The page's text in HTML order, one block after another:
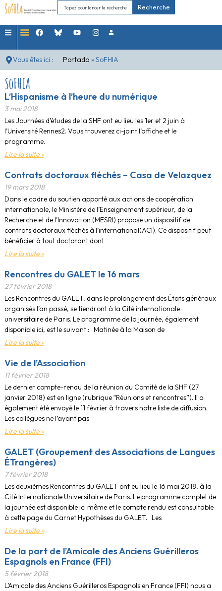
Recherche
Vous êtes ici : Portada »SoFHIA
SoFHIA
L’Hispanisme à l’heure du numérique
3 mai 2018
Les Journées d’études de la SHF ont eu lieu les 1er et 2 juin à
l’Université Rennes2. Vous trouverez ci-joint l’affiche et le
programme.
Lire la suite »
Contrats doctoraux fléchés – Casa de Velazquez
19 mars 2018
Dans le cadre du soutien apporté aux actions de coopération
internationale, le Ministère de l’Enseignement supérieur, de la
Recherche et de l’Innovation (MESRI) propose un dispositif de
contrats doctoraux fléchés à l’international(ACI). Ce dispositif peut
bénéficier à tout doctorant dont
Lire la suite »
Rencontres du GALET le 16 mars
27 février 2018
Les Rencontres du GALET, dans le prolongement des États généraux
organisés l’an passé, se tiendront à la Cité internationale
universitaire de Paris. Le programme de la journée, également
disponible ici, est le suivant : Matinée à la Maison de
Lire la suite »
Vie de l’Association
11 février 2018
Le dernier compte-rendu de la réunion du Comité de la SHF (27
janvier 2018) est en ligne (rubrique “Réunions et rencontres”). Il a
également été envoyé le 11 février à travers notre liste de diffusion.
Les collègues ne l’ayant pas
Lire la suite »
GALET (Groupement des Associations de Langues
ÉTrangères)
7 février 2018
Les deuxièmes Rencontres du GALET ont eu lieu le 16 mai 2018, à la
Cité Internationale Universitaire de Paris. Le programme complet de
la journée est disponible ici même et le compte rendu est consultable
à cette page du Carnet Hypothèses du GALET. Les
Lire la suite »
De la part de l’Amicale des Anciens Guérilleros
Espagnols en France (FFI)
5 février 2018
L’Amicale des Anciens Guérilleros Espagnols en France (FFI) nous a